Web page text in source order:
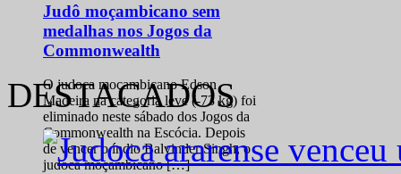
Judô moçambicano sem
medalhas nos Jogos da
Commonwealth
O judoca moçambicano Edson
Madeira na categoria leve (-73 kg) foi
eliminado neste sábado dos Jogos da
Commonwealth na Escócia. Depois
de vencer o índio Balvinder Singh, o
judoca moçambicano […]
DESTACADOS